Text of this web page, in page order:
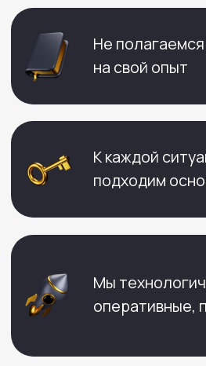
+7 902 012-02-06
info@bondyakov-group.ru